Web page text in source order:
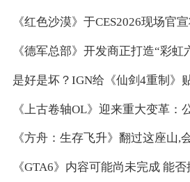
《红色沙漠》于CES2026现场官
是好是坏？IGN给《仙剑4重制》
《GTA6》内容可能尚未完成 能